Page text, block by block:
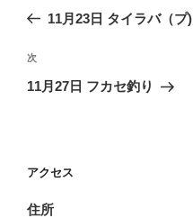
ナ
ビ
ゲ
ン
の
稿
11月23日 タイラバ（プ)
次
の
次
11月27日 フカセ釣り
アクセス
住所